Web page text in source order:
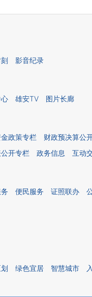
影音纪录
雄安TV 图片长廊
政策专栏
财政预决算公
开专栏
政务信息 互动
便民服务 证照联办
绿色宜居 智慧城市